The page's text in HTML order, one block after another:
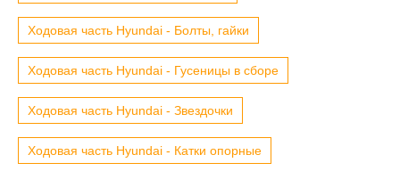
Ходовая часть Hyundai - Болты, гайки
Ходовая часть Hyundai - Гусеницы в сборе
Ходовая часть Hyundai - Звездочки
Ходовая часть Hyundai - Катки опорные